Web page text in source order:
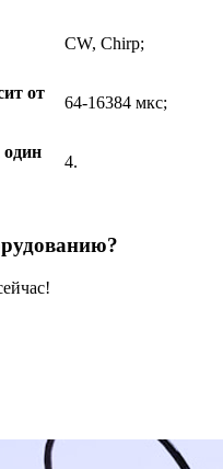
CW, Chirp;
от
64-16384 мкс;
один
4.